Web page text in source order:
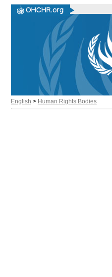
English > Human Rights Bodies